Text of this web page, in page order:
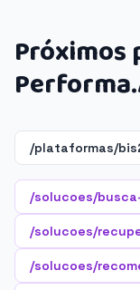
Próximos
/plataformas/
/solucoes/
/solucoes/
/solucoes/